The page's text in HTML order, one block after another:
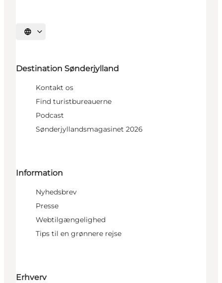
Vælg sprog
Destination Sønderjylland
Kontakt os
Find turistbureauerne
Podcast
Sønderjyllandsmagasinet 2026
Information
Nyhedsbrev
Presse
Webtilgængelighed
Tips til en grønnere rejse
Erhverv